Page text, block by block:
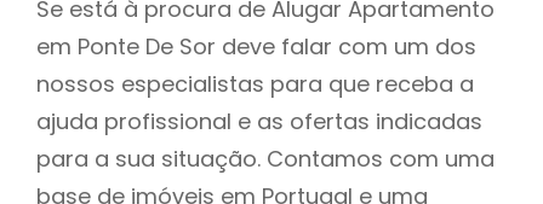
Se está à procura de Alugar Apartamento
em Ponte De Sor deve falar com um dos
nossos especialistas para que receba a
ajuda profissional e as ofertas indicadas
para a sua situação. Contamos com uma
base de imóveis em Portugal e uma